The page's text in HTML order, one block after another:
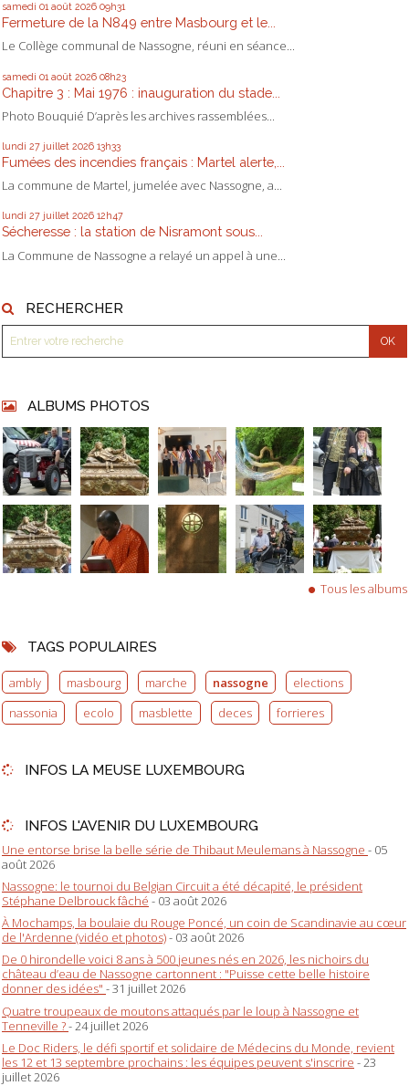
samedi 01 août 2026 09h31
Fermeture de la N849 entre Masbourg et le...
Le Collège communal de Nassogne, réuni en séance...
samedi 01 août 2026 08h23
Chapitre 3 : Mai 1976 : inauguration du stade...
Photo Bouquié D’après les archives rassemblées...
lundi 27 juillet 2026 13h33
Fumées des incendies français : Martel alerte,...
La commune de Martel, jumelée avec Nassogne, a...
lundi 27 juillet 2026 12h47
Sécheresse : la station de Nisramont sous...
La Commune de Nassogne a relayé un appel à une...
RECHERCHER
ALBUMS PHOTOS
Tous les albums
TAGS POPULAIRES
ambly masbourg marche nassogne
elections
nassonia
ecolo masblette deces forrieres
INFOS LA MEUSE LUXEMBOURG
INFOS L'AVENIR DU LUXEMBOURG
Une entorse brise la belle série de Thibaut Meulemans à Nassogne - 05
août 2026
Nassogne: le tournoi du Belgian Circuit a été décapité, le président
Stéphane Delbrouck fâché - 03 août 2026
À Mochamps, la boulaie du Rouge Poncé, un coin de Scandinavie au cœur
de l'Ardenne (vidéo et photos)- 03 août 2026
De 0 hirondelle voici 8 ans à 500 jeunes nés en 2026, les nichoirs du
château d’eau de Nassogne cartonnent : "Puisse cette belle histoire
donner des idées" - 31 juillet 2026
Quatre troupeaux de moutons attaqués par le loup à Nassogne et
Tenneville ?- 24 juillet 2026
Le Doc Riders, le défi sportif et solidaire de Médecins du Monde, revient
les 12 et 13 septembre prochains : les équipes peuvent s'inscrire - 23
juillet 2026